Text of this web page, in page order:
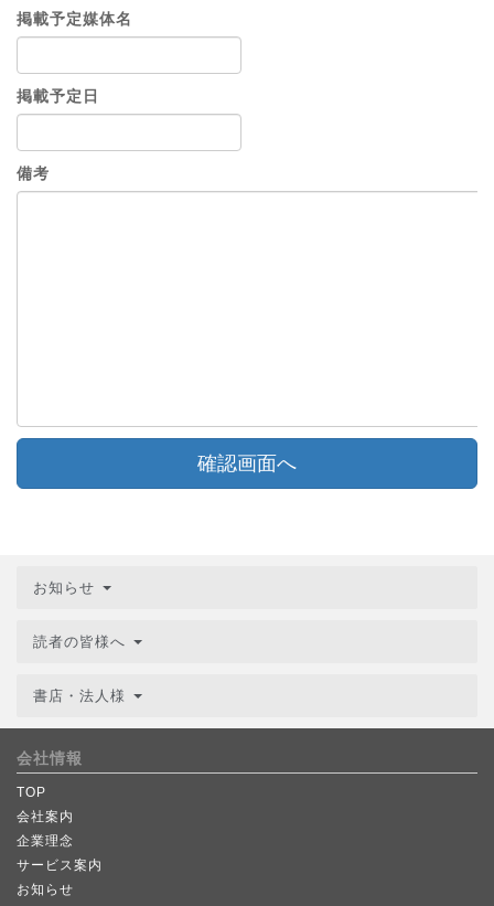
掲載予定媒体名
掲載予定日
備考
確認画面へ
お知らせ
読者の皆様へ
書店・法人様
会社情報
TOP
会社案内
企業理念
サービス案内
お知らせ